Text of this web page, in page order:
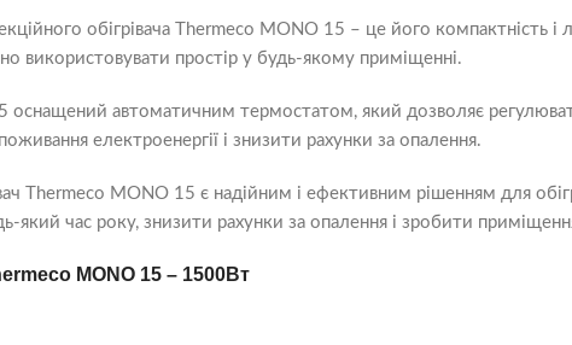
обігрівача Thermeco MONO 15 – це його компактність і
використовувати простір у будь-якому приміщенні.
оснащений автоматичним термостатом, який дозволяє
електроенергії і знизити рахунки за опалення.
Thermeco MONO 15 є надійним і ефективним рішенням для
який час року, знизити рахунки за опалення і зробити
MONO 15 – 1500Вт